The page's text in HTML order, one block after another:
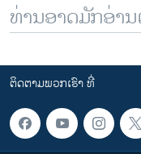
ທ່ານອາດມັກອ່າ
ຕິດຕາມພວກເຮົາ ທີ່